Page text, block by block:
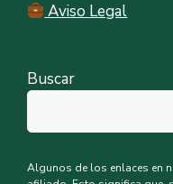
Aviso Legal
Buscar
Algunos de los enlaces en